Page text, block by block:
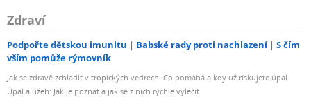
Zdraví
Podpořte dětskou imunitu Babské rady proti nachlazení
S čím
vším pomůže rýmovník
Jak se zdravě zchladit v tropických vedrech: Co pomáhá a kdy už riskujete úpal
Úpal a úžeh: Jak je poznat a jak se z nich rychle vyléčit